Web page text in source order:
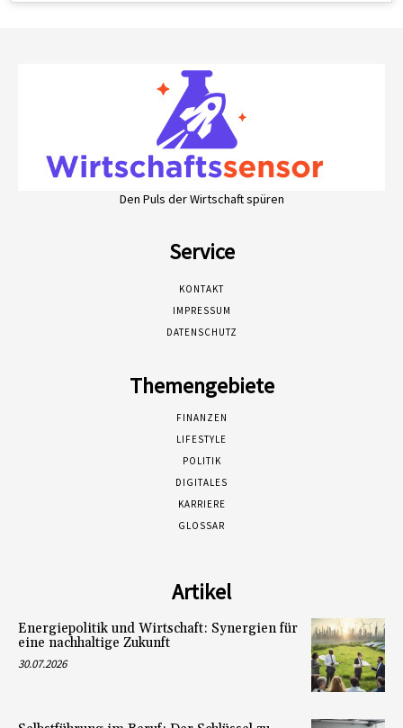
Den Puls der Wirtschaft spüren
Service
KONTAKT
IMPRESSUM
DATENSCHUTZ
Themengebiete
FINANZEN
LIFESTYLE
POLITIK
DIGITALES
KARRIERE
GLOSSAR
Artikel
Energiepolitik und Wirtschaft: Synergien für
eine nachhaltige Zukunft
30.07.2026